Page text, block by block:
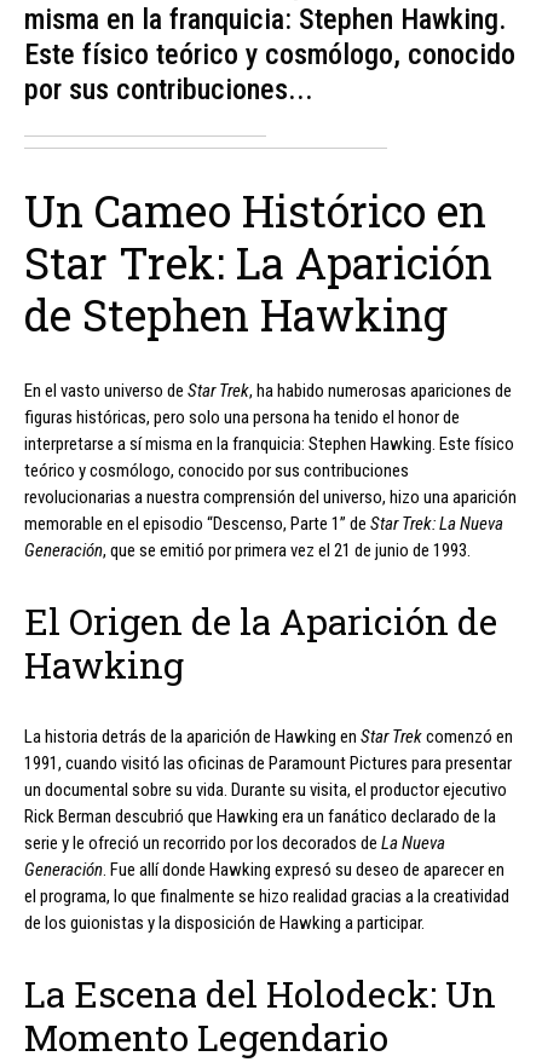
misma en la franquicia: Stephen Hawking.
Este físico teórico y cosmólogo, conocido
por sus contribuciones...
Un Cameo Histórico en
Star Trek: La Aparición
de Stephen Hawking
En el vasto universo de Star Trek, ha habido numerosas apariciones de
figuras históricas, pero solo una persona ha tenido el honor de
interpretarse a sí misma en la franquicia: Stephen Hawking. Este físico
teórico y cosmólogo, conocido por sus contribuciones
revolucionarias a nuestra comprensión del universo, hizo una aparición
memorable en el episodio “Descenso, Parte 1” de Star Trek: La Nueva
Generación, que se emitió por primera vez el 21 de junio de 1993.
El Origen de la Aparición de
Hawking
La historia detrás de la aparición de Hawking en Star Trekcomenzó en
1991, cuando visitó las oficinas de Paramount Pictures para presentar
un documental sobre su vida. Durante su visita, el productor ejecutivo
Rick Berman descubrió que Hawking era un fanático declarado de la
serie y le ofreció un recorrido por los decorados de La Nueva
Generación. Fue allí donde Hawking expresó su deseo de aparecer en
el programa, lo que finalmente se hizo realidad gracias a la creatividad
de los guionistas y la disposición de Hawking a participar.
La Escena del Holodeck: Un
Momento Legendario